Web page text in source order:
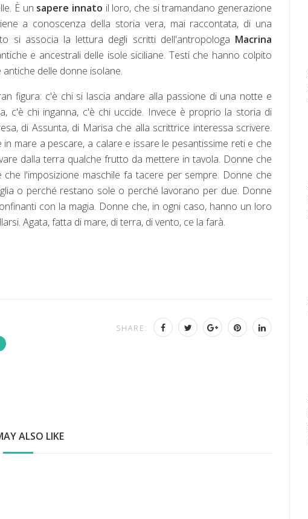
È un sapere innato il loro, che si tramandano generazione
a conoscenza della storia vera, mai raccontata, di una
si associa la lettura degli scritti dell'antropologa Macrina
e ancestrali delle isole siciliane. Testi che hanno colpito
delle donne isolane.
figura: c'è chi si lascia andare alla passione di una notte e
c'è chi inganna, c'è chi uccide. Invece è proprio la storia di
di Assunta, di Marisa che alla scrittrice interessa scrivere.
mare a pescare, a calare e issare le pesantissime reti e che
dalla terra qualche frutto da mettere in tavola. Donne che
l'imposizione maschile fa tacere per sempre. Donne che
o perché restano sole o perché lavorano per due. Donne
con la magia. Donne che, in ogni caso, hanno un loro
Agata, fatta di mare, di terra, di vento, ce la farà.
SHARE:
ALSO LIKE